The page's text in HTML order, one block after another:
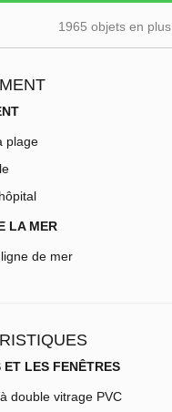
1965 objets en plus
plage
LA MER
de mer
ET LES FENÊTRES
double vitrage PVC